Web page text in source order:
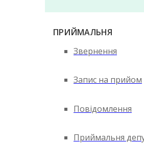
ПРИЙМАЛЬНЯ
Звернення
Запис на прийом
Повідомлення
Приймальня